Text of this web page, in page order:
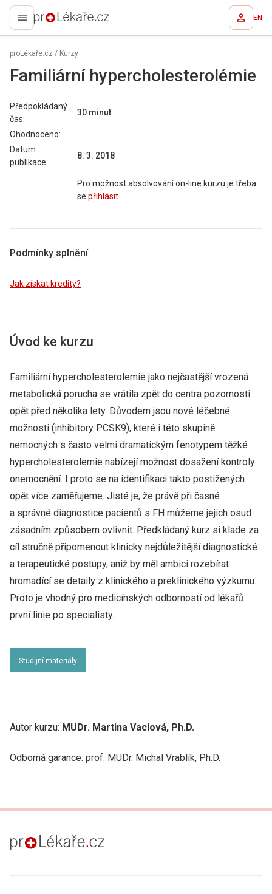
proLékaře.cz EN
proLékaře.cz / Kurzy
Familiární hypercholesterolémie
Předpokládaný
čas:
30 minut
Ohodnoceno:
Datum
publikace:
8. 3. 2018
Pro možnost absolvování on-line kurzu je třeba
se přihlásit
Podmínky splnění
Jak získat kredity?
Úvod ke kurzu
Familiární hypercholesterolemie jako nejčastější vrozená
metabolická porucha se vrátila zpět do centra pozornosti
opět před několika lety. Důvodem jsou nové léčebné
možnosti (inhibitory PCSK9), které i této skupině
nemocných s často velmi dramatickým fenotypem těžké
hypercholesterolemie nabízejí možnost dosažení kontroly
onemocnění. I proto se na identifikaci takto postižených
opět více zaměřujeme. Jisté je, že právě při časné
a správné diagnostice pacientů s FH můžeme jejich osud
zásadním způsobem ovlivnit. Předkládaný kurz si klade za
cíl stručně připomenout klinicky nejdůležitější diagnostické
a terapeutické postupy, aniž by měl ambici rozebírat
hromadící se detaily z klinického a preklinického výzkumu.
Proto je vhodný pro medicínských odborností od lékařů
první linie po specialisty.
Studijní materiály
Autor kurzu: MUDr. Martina Vaclová, Ph.D.
Odborná garance: prof. MUDr. Michal Vrablík, Ph.D.
proLékaře.cz